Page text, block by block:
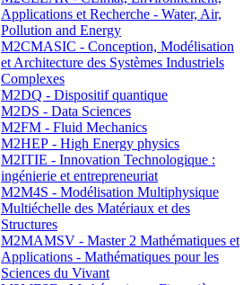
Applications et Recherche - Water, Air,
Pollution and Energy
M2CMASIC - Conception, Modélisation
et Architecture des Systèmes Industriels
Complexes
M2DQ - Dispositif quantique
M2DS - Data Sciences
M2FM - Fluid Mechanics
M2HEP - High Energy physics
M2ITIE - Innovation Technologique :
ingénierie et entrepreneuriat
M2M4S - Modélisation Multiphysique
Multiéchelle des Matériaux et des
Structures
M2MAMSV - Master 2 Mathématiques et
Applications - Mathématiques pour les
Sciences du Vivant